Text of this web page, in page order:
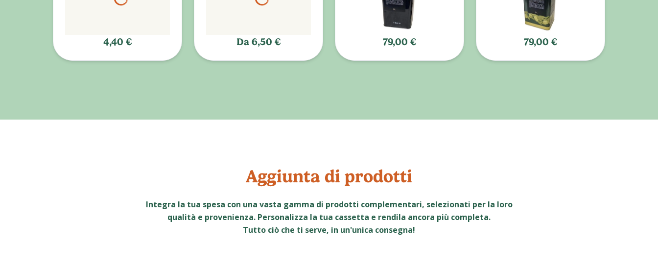
4,40 € Da 6,50 € 79,00 € 79,00 €
Aggiunta di prodotti
Integra la tua spesa con una vasta gamma di prodotti complementari, selezionati per la loro
qualità e provenienza. Personalizza la tua cassetta e rendila ancora più completa.
Tutto ciò che ti serve, in un'unica consegna!